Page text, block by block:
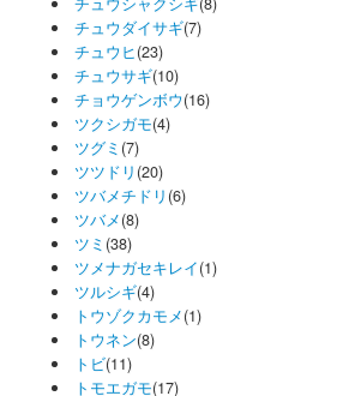
チュウダイサギ(7)
チュウヒ(23)
チュウサギ(10)
チョウゲンボウ(16)
ツクシガモ(4)
ツグミ (7)
ツツドリ (20)
ツバメチドリ (6)
ツバメ(8)
ツミ (38)
ツメナガセキレイ(1)
ツルシギ(4)
トウゾクカモメ(1)
トウネン(8)
トビ(11)
トモエガモ(17)